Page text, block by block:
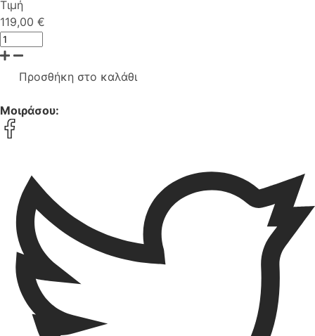
Τιμή
119,00 €
Προσθήκη στο καλάθι
Μοιράσου: